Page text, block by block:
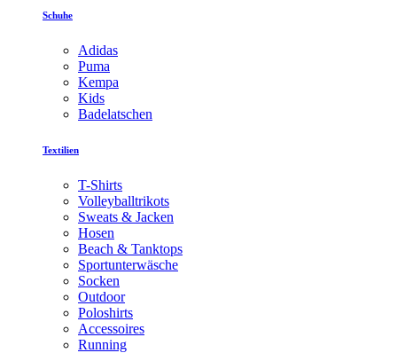
Schuhe
Adidas
Puma
Kempa
Kids
Badelatschen
Textilien
T-Shirts
Volleyballtrikots
Sweats & Jacken
Hosen
Beach & Tanktops
Sportunterwäsche
Socken
Outdoor
Poloshirts
Accessoires
Running